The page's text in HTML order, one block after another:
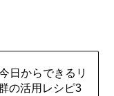
日からできるリ
の活用レシピ3